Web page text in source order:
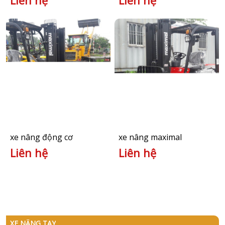
xe nâng động cơ
Liên hệ
xe nâng maximal
Liên hệ